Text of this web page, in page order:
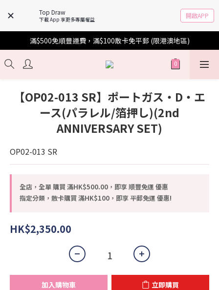
Top Draw
下載 App 享更多專屬權益 開啟APP
滿$500免順豐運費，滿$100散卡免平郵 (限港澳地區)
【OP02-013 SR】ポートガス・D・エ
ース(パラレル/箔押し)(2nd
ANNIVERSARY SET)
OP02-013 SR
全店，全單 購買 滿HK$500.00，即享 順豐免運 優惠
指定分類，散卡購買 滿HK$100，即享 平郵免運 優惠!
HK$2,350.00
加入購物車 立即購買